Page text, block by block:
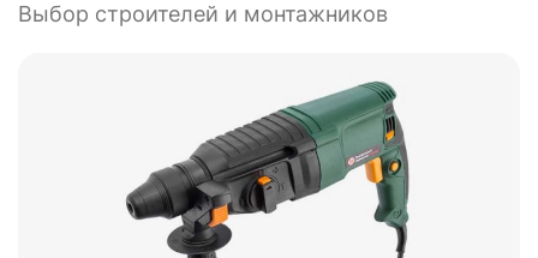
Выбор строителей и монтажников